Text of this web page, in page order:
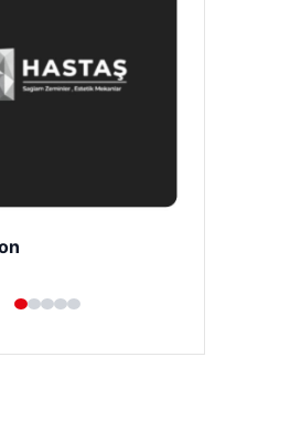
Avukatlık Bürosu